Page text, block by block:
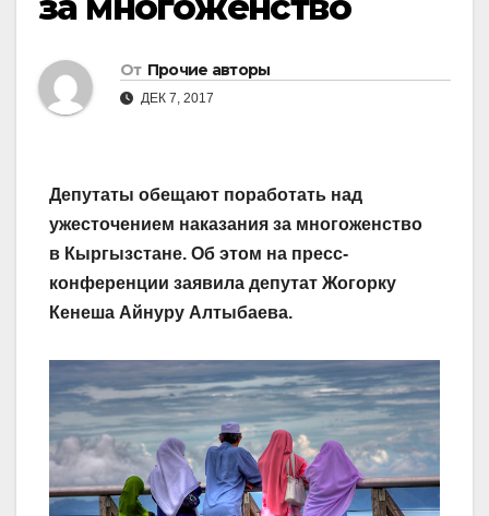
От Прочие авторы
ДЕК 7, 2017
Депутаты обещают поработать над
ужесточением наказания за многожен­ство
в Кыргызстане. Об этом на пресс-
конференции заявила депутат Жогорку
Кенеша Айнуру Алтыбаева.